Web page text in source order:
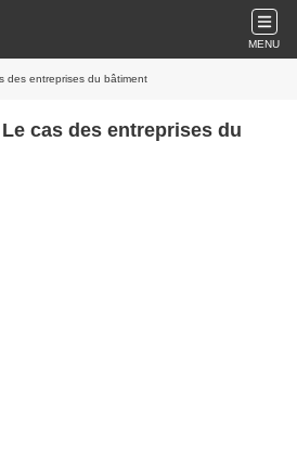
MENU
des entreprises du bâtiment
cas des entreprises du